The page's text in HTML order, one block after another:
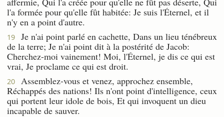
l'a formée pour qu'elle fût habitée: Je suis l'Éternel, et il
n'y en a point d'autre.
19
Je n'ai point parlé en cachette, Dans un lieu ténébreux
de la terre; Je n'ai point dit à la postérité de Jacob:
Cherchez-moi vainement! Moi, l'Éternel, je dis ce qui est
vrai, Je proclame ce qui est droit.
20
Assemblez-vous et venez, approchez ensemble,
Réchappés des nations! Ils n'ont point d'intelligence, ceux
qui portent leur idole de bois, Et qui invoquent un dieu
incapable de sauver.